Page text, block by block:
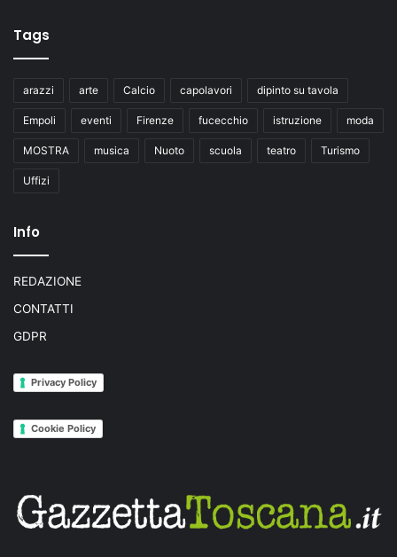
Tags
arazzi arte Calcio capolavori dipinto su tavola
Empoli eventi Firenze fucecchio istruzione moda
MOSTRA musica Nuoto scuola teatro Turismo
Uffizi
Info
REDAZIONE
CONTATTI
GDPR
Privacy Policy
Cookie Policy